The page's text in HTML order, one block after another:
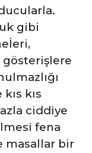
gibi
gösterişlere
kıs
ciddiye
fena
masallar bir